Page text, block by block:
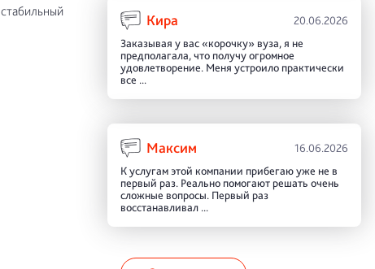
Кира 20.06.2026
Заказывая у вас «корочку» вуза, я не
предполагала, что получу огромное
удовлетворение. Меня устроило практически
все ...
Максим 16.06.2026
К услугам этой компании прибегаю уже не в
первый раз. Реально помогают решать очень
сложные вопросы. Первый раз
восстанавливал ...